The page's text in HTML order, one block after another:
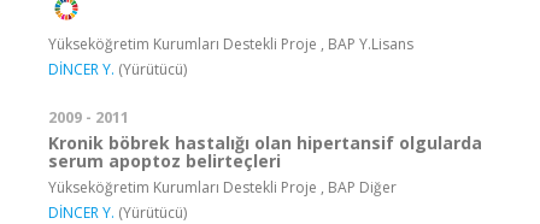
Yükseköğretim Kurumları Destekli Proje , BAP Y.Lisans
DİNCER Y. (Yürütücü)
2009 - 2011
Kronik böbrek hastalığı olan hipertansif olgularda
serum apoptoz belirteçleri
Yükseköğretim Kurumları Destekli Proje , BAP Diğer
DİNCER Y. (Yürütücü)